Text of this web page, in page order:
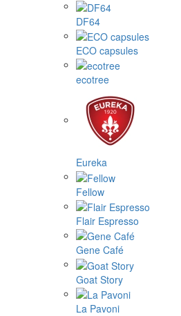
DF64
ECO capsules
ecotree
Eureka
Fellow
Flair Espresso
Gene Café
Goat Story
La Pavoni